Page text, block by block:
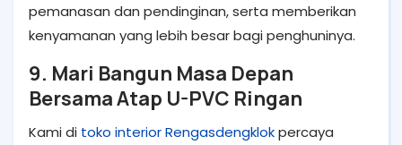
pemanasan dan pendinginan, serta memberikan
kenyamanan yang lebih besar bagi penghuninya.
9. Mari Bangun Masa Depan
Bersama Atap U-PVC Ringan
Kami di toko interior Rengasdengklokpercaya